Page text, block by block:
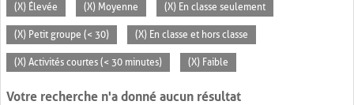
(X) Élevée (X) Moyenne (X) En classe seulement
(X) Petit groupe (< 30) (X) En classe et hors classe
(X) Activités courtes (< 30 minutes) (X) Faible
Votre recherche n'a donné aucun résultat